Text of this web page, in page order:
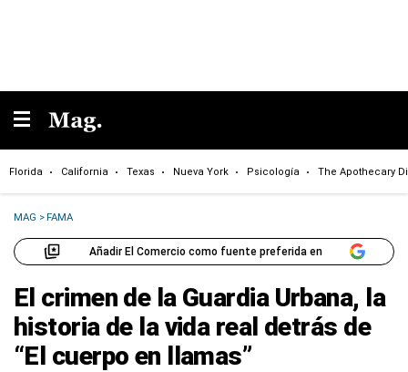
Florida California Texas Nueva York Psicología The Apothecary
MAG >FAMA
Añadir El Comercio como fuente preferida en
El crimen de la Guardia Urbana, la
historia de la vida real detrás de
“El cuerpo en llamas”